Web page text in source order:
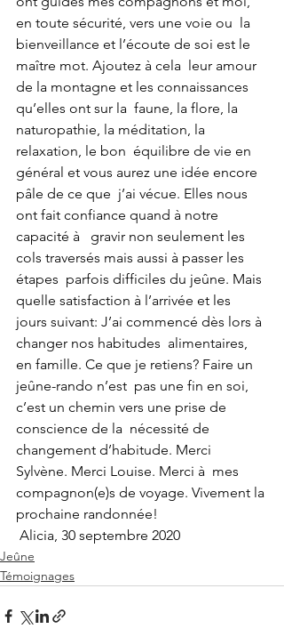
en toute sécurité, vers une voie ou  la
bienveillance et l’écoute de soi est le
maître mot. Ajoutez à cela  leur amour
de la montagne et les connaissances
qu’elles ont sur la  faune, la flore, la
naturopathie, la méditation, la
relaxation, le bon  équilibre de vie en
général et vous aurez une idée encore
pâle de ce que  j’ai vécue. Elles nous
ont fait confiance quand à notre
capacité à   gravir non seulement les
cols traversés mais aussi à passer les
étapes  parfois difficiles du jeûne. Mais
quelle satisfaction à l’arrivée et les
jours suivant: J’ai commencé dès lors à
changer nos habitudes  alimentaires,
en famille. Ce que je retiens? Faire un
jeûne-rando n’est  pas une fin en soi,
c’est un chemin vers une prise de
conscience de la  nécessité de
changement d’habitude. Merci
Sylvène. Merci Louise. Merci à  mes
compagnon(e)s de voyage. Vivement la
prochaine randonnée!
Alicia, 30 septembre 2020
Jeûne
Témoignages